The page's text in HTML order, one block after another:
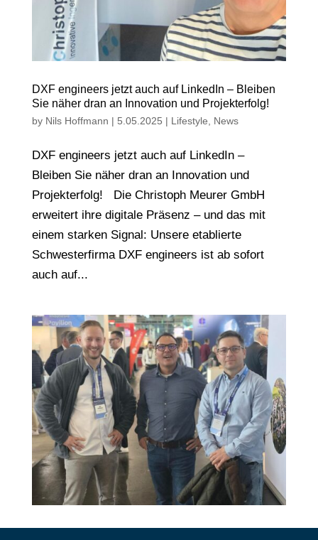
DXF engineers jetzt auch auf LinkedIn – Bleiben
Sie näher dran an Innovation und Projekterfolg!
by Nils Hoffmann | 5.05.2025 | Lifestyle News
DXF engineers jetzt auch auf LinkedIn –
Bleiben Sie näher dran an Innovation und
Projekterfolg! Die Christoph Meurer GmbH
erweitert ihre digitale Präsenz – und das mit
einem starken Signal: Unsere etablierte
Schwesterfirma DXF engineers ist ab sofort
auch auf...